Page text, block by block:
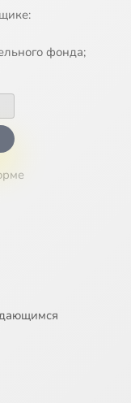
фонда;